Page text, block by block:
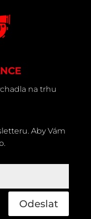
na trhu
Aby Vám
Odeslat